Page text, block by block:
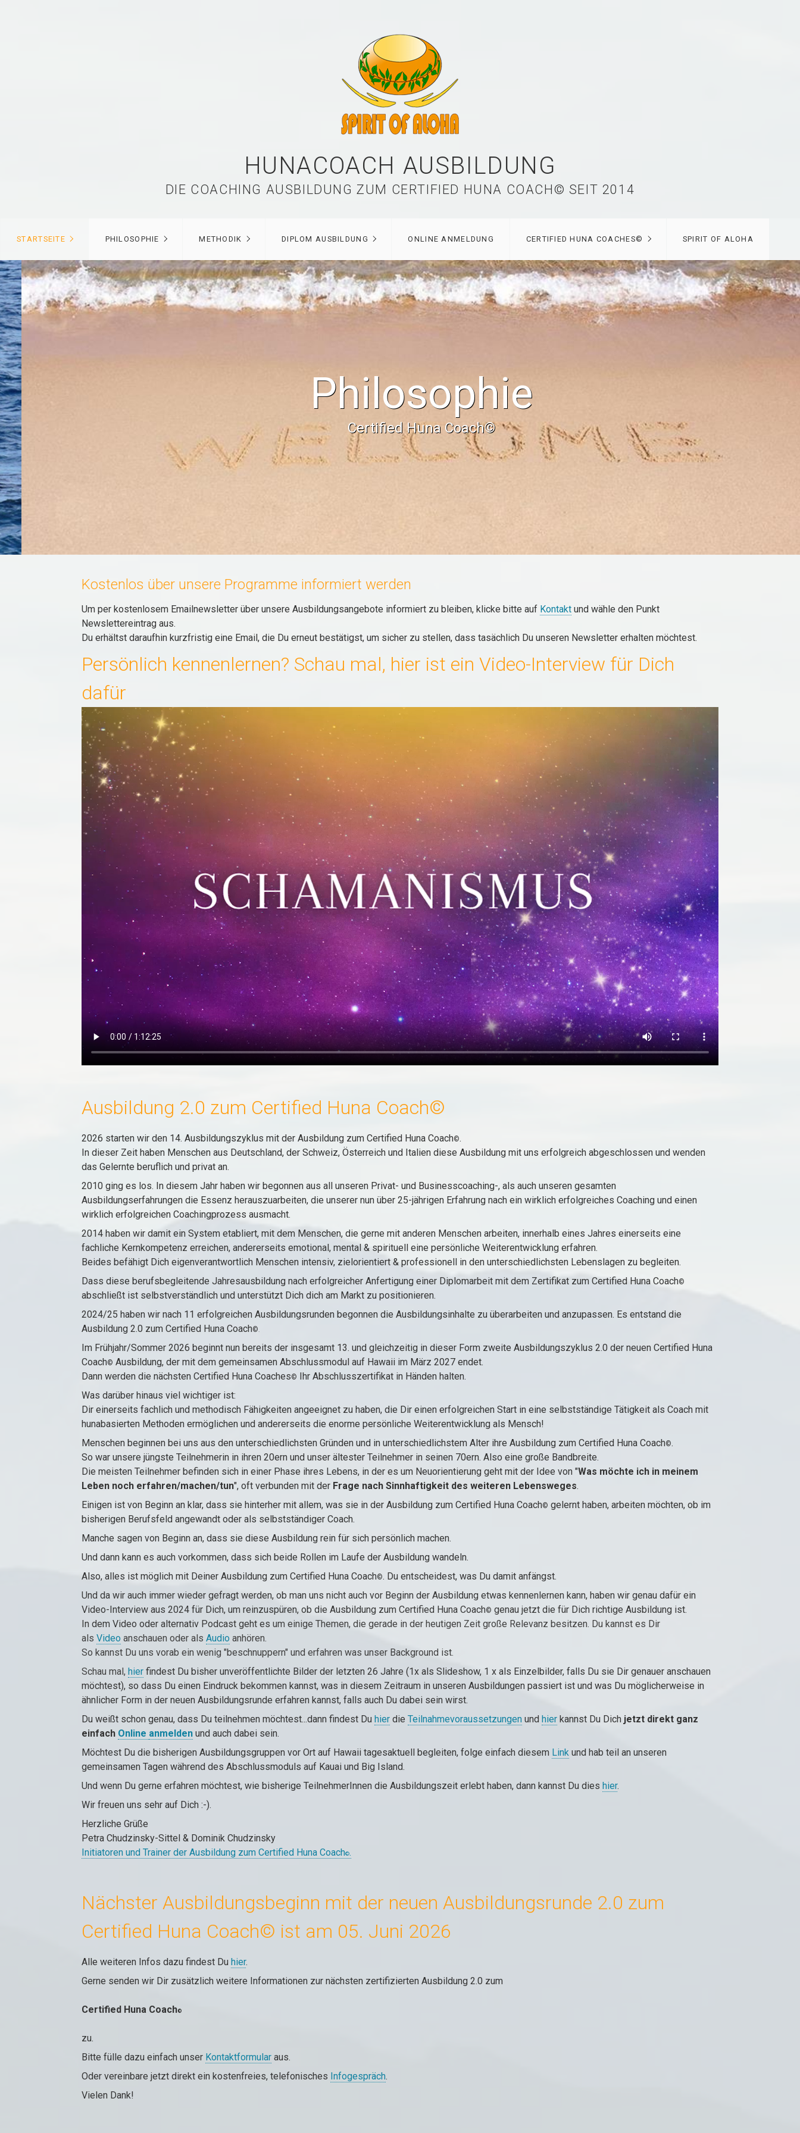
HUNACOACH AUSBILDUNG
DIE COACHING AUSBILDUNG ZUM CERTIFIED HUNA COACH© SEIT 2014
STARTSEITE PHILOSOPHIE METHODIK DIPLOM AUSBILDUNG ONLINE ANMELDUNG CERTIFIED HUNA COACHES© SPIRIT OF ALOHA
Philosophie
Certified Huna Coach©
Kostenlos über unsere Programme informiert werden
Um per kostenlosem Emailnewsletter über unsere Ausbildungsangebote informiert zu bleiben, klicke bitte auf Kontakt und wähle den Punkt
Newslettereintrag aus.
Du erhältst daraufhin kurzfristig eine Email, die Du erneut bestätigst, um sicher zu stellen, dass tasächlich Du unseren Newsletter erhalten möchtest.
Persönlich kennenlernen? Schau mal, hier ist ein Video-Interview für Dich
dafür
Ausbildung 2.0 zum Certified Huna Coach©
2026 starten wir den 14. Ausbildungszyklus mit der Ausbildung zum Certified Huna Coach©.
In dieser Zeit haben Menschen aus Deutschland, der Schweiz, Österreich und Italien diese Ausbildung mit uns erfolgreich abgeschlossen und wenden
das Gelernte beruflich und privat an.
2010 ging es los. In diesem Jahr haben wir begonnen aus all unseren Privat- und Businesscoaching-, als auch unseren gesamten
Ausbildungserfahrungen die Essenz herauszuarbeiten, die unserer nun über 25-jährigen Erfahrung nach ein wirklich erfolgreiches Coaching und einen
wirklich erfolgreichen Coachingprozess ausmacht.
2014 haben wir damit ein System etabliert, mit dem Menschen, die gerne mit anderen Menschen arbeiten, innerhalb eines Jahres einerseits eine
fachliche Kernkompetenz erreichen, andererseits emotional, mental & spirituell eine persönliche Weiterentwicklung erfahren.
Beides befähigt Dich eigenverantwortlich Menschen intensiv, zielorientiert & professionell in den unterschiedlichsten Lebenslagen zu begleiten.
Dass diese berufsbegleitende Jahresausbildung nach erfolgreicher Anfertigung einer Diplomarbeit mit dem Zertifikat zum Certified Huna Coach©
abschließt ist selbstverständlich und unterstützt Dich dich am Markt zu positionieren.
2024/25 haben wir nach 11 erfolgreichen Ausbildungsrunden begonnen die Ausbildungsinhalte zu überarbeiten und anzupassen. Es entstand die
Ausbildung 2.0 zum Certified Huna Coach©.
Im Frühjahr/Sommer 2026 beginnt nun bereits der insgesamt 13. und gleichzeitig in dieser Form zweite Ausbildungszyklus 2.0 der neuen Certified Huna
Coach© Ausbildung, der mit dem gemeinsamen Abschlussmodul auf Hawaii im März 2027 endet.
Dann werden die nächsten Certified Huna Coaches© Ihr Abschlusszertifikat in Händen halten.
Was darüber hinaus viel wichtiger ist:
Dir einerseits fachlich und methodisch Fähigkeiten angeeignet zu haben, die Dir einen erfolgreichen Start in eine selbstständige Tätigkeit als Coach mit
hunabasierten Methoden ermöglichen und andererseits die enorme persönliche Weiterentwicklung als Mensch!
Menschen beginnen bei uns aus den unterschiedlichsten Gründen und in unterschiedlichstem Alter ihre Ausbildung zum Certified Huna Coach©.
So war unsere jüngste Teilnehmerin in ihren 20ern und unser ältester Teilnehmer in seinen 70ern. Also eine große Bandbreite.
Die meisten Teilnehmer befinden sich in einer Phase ihres Lebens, in der es um Neuorientierung geht mit der Idee von "Was möchte ich in meinem
Leben noch erfahren/machen/tun", oft verbunden mit der Frage nach Sinnhaftigkeit des weiteren Lebensweges.
Einigen ist von Beginn an klar, dass sie hinterher mit allem, was sie in der Ausbildung zum Certified Huna Coach© gelernt haben, arbeiten möchten, ob im
bisherigen Berufsfeld angewandt oder als selbstständiger Coach.
Manche sagen von Beginn an, dass sie diese Ausbildung rein für sich persönlich machen.
Und dann kann es auch vorkommen, dass sich beide Rollen im Laufe der Ausbildung wandeln.
Also, alles ist möglich mit Deiner Ausbildung zum Certified Huna Coach©. Du entscheidest, was Du damit anfängst.
Und da wir auch immer wieder gefragt werden, ob man uns nicht auch vor Beginn der Ausbildung etwas kennenlernen kann, haben wir genau dafür ein
Video-Interview aus 2024 für Dich, um reinzuspüren, ob die Ausbildung zum Certified Huna Coach© genau jetzt die für Dich richtige Ausbildung ist.
In dem Video oder alternativ Podcast geht es um einige Themen, die gerade in der heutigen Zeit große Relevanz besitzen. Du kannst es Dir
als Video anschauen oder als Audio anhören.
So kannst Du uns vorab ein wenig "beschnuppern" und erfahren was unser Background ist.
Schau mal, hier findest Du bisher unveröffentlichte Bilder der letzten 26 Jahre (1x als Slideshow, 1 x als Einzelbilder, falls Du sie Dir genauer anschauen
möchtest), so dass Du einen Eindruck bekommen kannst, was in diesem Zeitraum in unseren Ausbildungen passiert ist und was Du möglicherweise in
ähnlicher Form in der neuen Ausbildungsrunde erfahren kannst, falls auch Du dabei sein wirst.
Du weißt schon genau, dass Du teilnehmen möchtest...dann findest Du hier die Teilnahmevoraussetzungen und hier kannst Du Dich jetzt direkt ganz
einfach Online anmelden und auch dabei sein.
Möchtest Du die bisherigen Ausbildungsgruppen vor Ort auf Hawaii tagesaktuell begleiten, folge einfach diesem Link und hab teil an unseren
gemeinsamen Tagen während des Abschlussmoduls auf Kauai und Big Island.
Und wenn Du gerne erfahren möchtest, wie bisherige TeilnehmerInnen die Ausbildungszeit erlebt haben, dann kannst Du dies hier.
Wir freuen uns sehr auf Dich :-).
Herzliche Grüße
Petra Chudzinsky-Sittel & Dominik Chudzinsky
Initiatoren und Trainer der Ausbildung zum Certified Huna Coach©.
Nächster Ausbildungsbeginn mit der neuen Ausbildungsrunde 2.0 zum
Certified Huna Coach© ist am 05. Juni 2026
Alle weiteren Infos dazu findest Du hier.
Gerne senden wir Dir zusätzlich weitere Informationen zur nächsten zertifizierten Ausbildung 2.0 zum
Certified Huna Coach©
zu.
Bitte fülle dazu einfach unser Kontaktformular aus.
Oder vereinbare jetzt direkt ein kostenfreies, telefonisches Infogespräch.
Vielen Dank!